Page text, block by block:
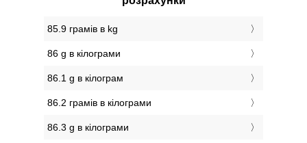
85.9 грамів в kg
86 g в кілограми
86.1 g в кілограм
86.2 грамів в кілограми
86.3 g в кілограми